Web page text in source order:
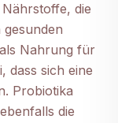
die
Nahrung für
dass sich eine
Probiotika
die